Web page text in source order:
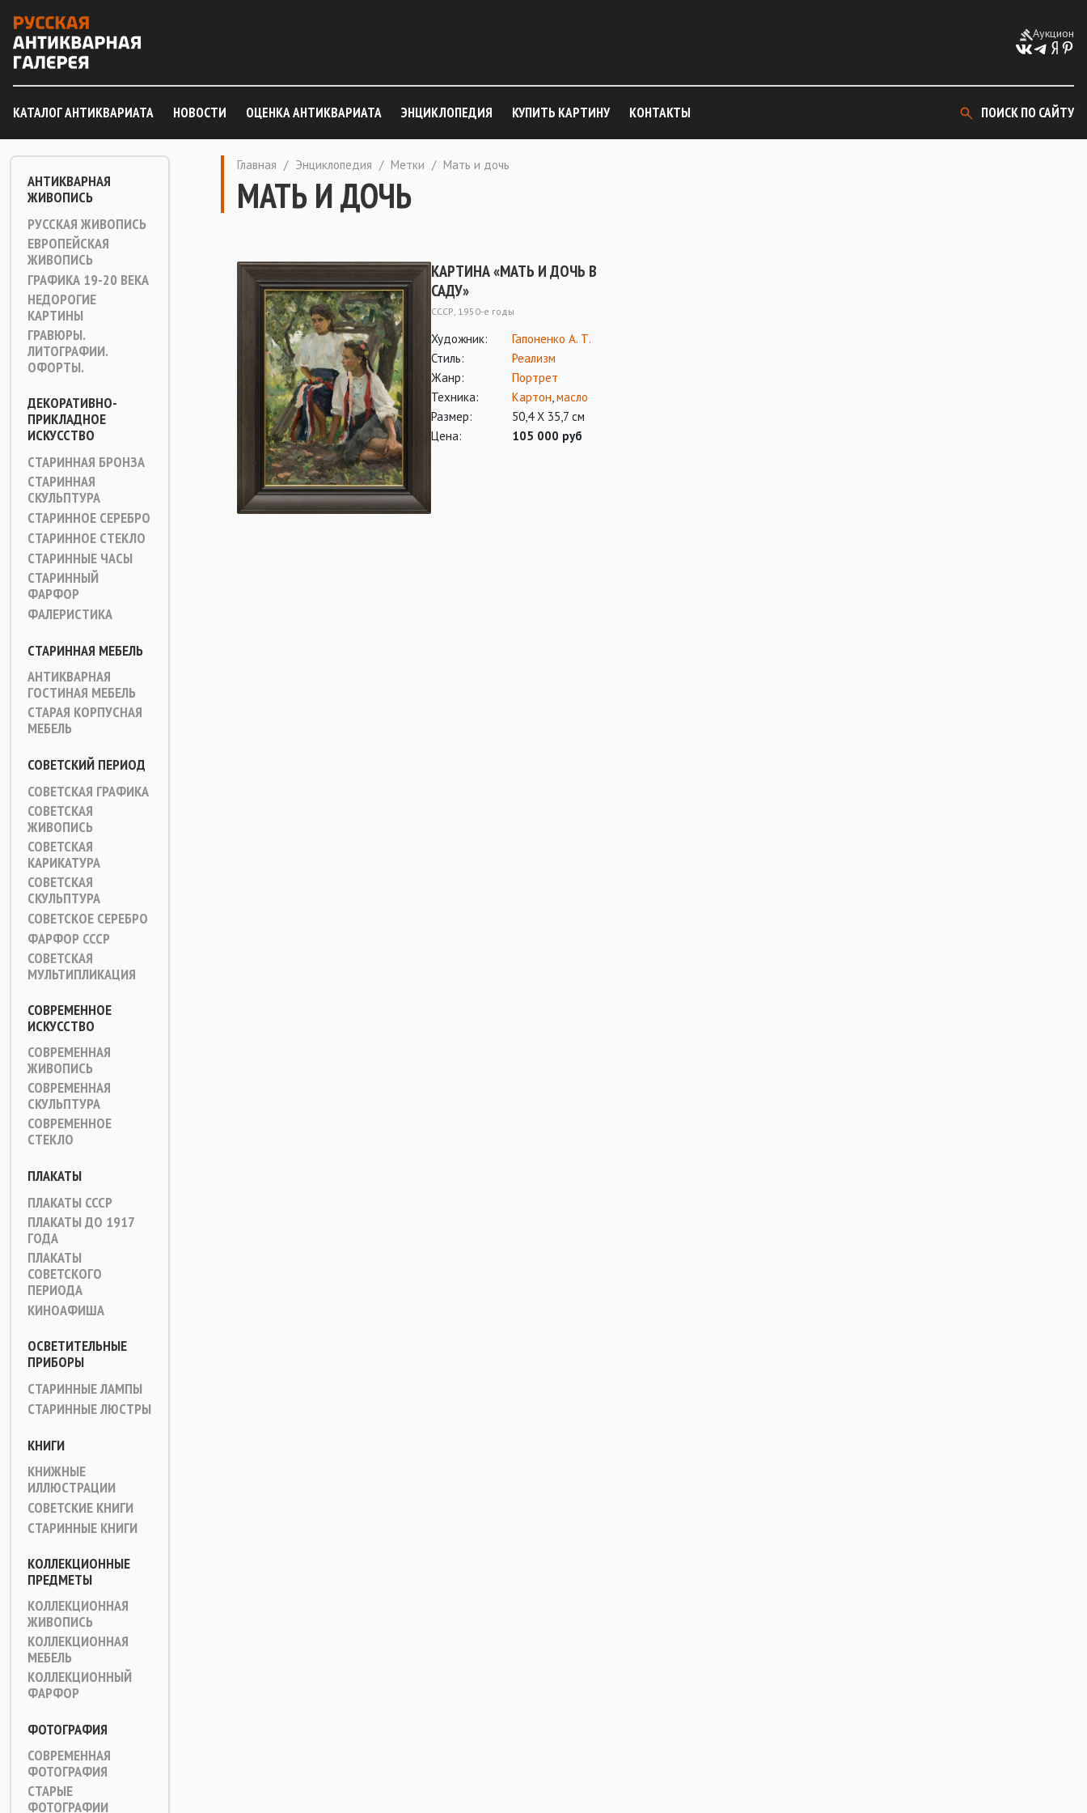
Аукцион
КАТАЛОГ АНТИКВАРИАТА НОВОСТИ ОЦЕНКА АНТИКВАРИАТА ЭНЦИКЛОПЕДИЯ КУПИТЬ КАРТИНУ КОНТАКТЫ ПОИСК ПО САЙТУ
АНТИКВАРНАЯ
ЖИВОПИСЬ
РУССКАЯ ЖИВОПИСЬ
ЕВРОПЕЙСКАЯ
ЖИВОПИСЬ
ГРАФИКА 19-20 ВЕКА
НЕДОРОГИЕ
КАРТИНЫ
ГРАВЮРЫ.
ЛИТОГРАФИИ.
ОФОРТЫ.
ДЕКОРАТИВНО-
ПРИКЛАДНОЕ
ИСКУССТВО
СТАРИННАЯ БРОНЗА
СТАРИННАЯ
СКУЛЬПТУРА
СТАРИННОЕ СЕРЕБРО
СТАРИННОЕ СТЕКЛО
СТАРИННЫЕ ЧАСЫ
СТАРИННЫЙ
ФАРФОР
ФАЛЕРИСТИКА
СТАРИННАЯ МЕБЕЛЬ
АНТИКВАРНАЯ
ГОСТИНАЯ МЕБЕЛЬ
СТАРАЯ КОРПУСНАЯ
МЕБЕЛЬ
СОВЕТСКИЙ ПЕРИОД
СОВЕТСКАЯ ГРАФИКА
СОВЕТСКАЯ
ЖИВОПИСЬ
СОВЕТСКАЯ
КАРИКАТУРА
СОВЕТСКАЯ
СКУЛЬПТУРА
СОВЕТСКОЕ СЕРЕБРО
ФАРФОР СССР
СОВЕТСКАЯ
МУЛЬТИПЛИКАЦИЯ
СОВРЕМЕННОЕ
ИСКУССТВО
СОВРЕМЕННАЯ
ЖИВОПИСЬ
СОВРЕМЕННАЯ
СКУЛЬПТУРА
СОВРЕМЕННОЕ
СТЕКЛО
ПЛАКАТЫ
ПЛАКАТЫ СССР
ПЛАКАТЫ ДО 1917
ГОДА
ПЛАКАТЫ
СОВЕТСКОГО
ПЕРИОДА
КИНОАФИША
ОСВЕТИТЕЛЬНЫЕ
ПРИБОРЫ
СТАРИННЫЕ ЛАМПЫ
СТАРИННЫЕ ЛЮСТРЫ
КНИГИ
КНИЖНЫЕ
ИЛЛЮСТРАЦИИ
СОВЕТСКИЕ КНИГИ
СТАРИННЫЕ КНИГИ
КОЛЛЕКЦИОННЫЕ
ПРЕДМЕТЫ
КОЛЛЕКЦИОННАЯ
ЖИВОПИСЬ
КОЛЛЕКЦИОННАЯ
МЕБЕЛЬ
КОЛЛЕКЦИОННЫЙ
ФАРФОР
ФОТОГРАФИЯ
СОВРЕМЕННАЯ
ФОТОГРАФИЯ
СТАРЫЕ
ФОТОГРАФИИ
Главная / Энциклопедия / Метки / Мать и дочь
МАТЬ И ДОЧЬ
КАРТИНА «МАТЬ И ДОЧЬ В
САДУ»
СССР, 1950-е годы
Художник:
Гапоненко А. Т.
Стиль:
Реализм
Жанр:
Портрет
Техника:
Картон,масло
Размер:
50,4 Х 35,7 см
Цена:
105 000 руб